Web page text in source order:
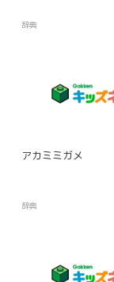
辞典
アカミミガメ
辞典